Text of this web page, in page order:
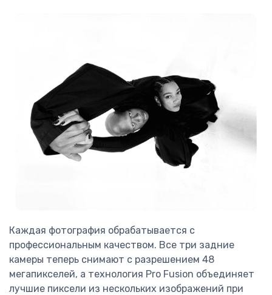
Каждая фотография обрабатывается с
профессиональным качеством. Все три задние
камеры теперь снимают с разрешением 48
мегапикселей, а технология Pro Fusion объединяет
лучшие пиксели из нескольких изображений при